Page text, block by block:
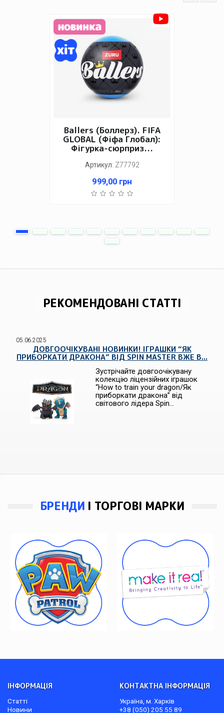
Ballers (Боллерз). FIFA
GLOBAL (Фіфа Глобал):
Фігурка-сюрприз...
Артикул: Z77792
999,00 грн
РЕКОМЕНДОВАНІ СТАТТІ
05.06.2025
ДОВГООЧІКУВАНІ НОВИНКИ! ІГРАШКИ “ЯК
ПРИБОРКАТИ ДРАКОНА” ВІД SPIN MASTER ВЖЕ В...
Зустрічайте довгоочікувану
колекцію ліцензійних іграшок
“How to train your dragon/Як
приборкати дракона” від
світового лідера Spin...
БРЕНДИ І ТОРГОВІ МАРКИ
ІНФОРМАЦІЯ
Статті
Новини
КОНТАКТНА ІНФОРМАЦІЯ
Україна, м. Харків
+38 (050) 205 55 89